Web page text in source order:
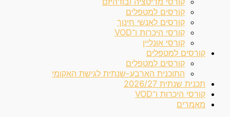
קורסים למטפלים
קורסים לאנשי חינוך
קורסי היכרות ו־VOD
קורסי אונליין
קורסים למטפלים
קורסים למטפלים
התוכנית הארבע-שנתית לגישת האקומי
תכנית שנתית 2026/27
קורסי היכרות ו־VOD
מאמרים